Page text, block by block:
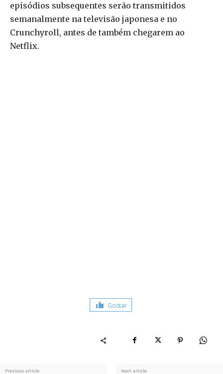
episódios subsequentes serão transmitidos
semanalmente na televisão japonesa e no
Crunchyroll, antes de também chegarem ao
Netflix.
Gostar
Previous article Next article